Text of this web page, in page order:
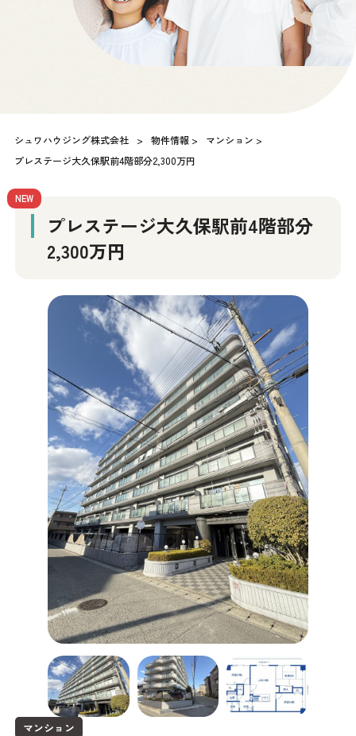
シュワハウジング株式会社 > 物件情報 > マンション >
プレステージ大久保駅前4階部分2,300万円
NEW
プレステージ大久保駅前4階部分
2,300万円
マンション